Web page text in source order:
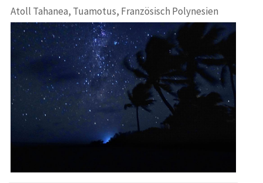
Atoll Tahanea, Tuamotus, Französisch Polynesien